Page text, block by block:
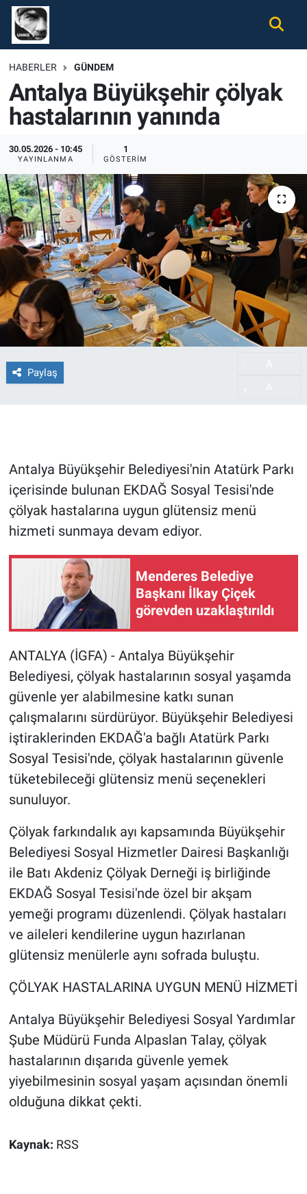
HABERLER GÜNDEM
Antalya Büyükşehir çölyak
hastalarının yanında
30.05.2026 - 10:45
YAYINLANMA
1
GÖSTERIM
Paylaş
Antalya Büyükşehir Belediyesi'nin Atatürk Parkı
içerisinde bulunan EKDAĞ Sosyal Tesisi'nde
çölyak hastalarına uygun glütensiz menü
hizmeti sunmaya devam ediyor.
Menderes Belediye
Başkanı İlkay Çiçek
görevden uzaklaştırıldı
ANTALYA (İGFA) - Antalya Büyükşehir
Belediyesi, çölyak hastalarının sosyal yaşamda
güvenle yer alabilmesine katkı sunan
çalışmalarını sürdürüyor. Büyükşehir Belediyesi
iştiraklerinden EKDAĞ'a bağlı Atatürk Parkı
Sosyal Tesisi'nde, çölyak hastalarının güvenle
tüketebileceği glütensiz menü seçenekleri
sunuluyor.
Çölyak farkındalık ayı kapsamında Büyükşehir
Belediyesi Sosyal Hizmetler Dairesi Başkanlığı
ile Batı Akdeniz Çölyak Derneği iş birliğinde
EKDAĞ Sosyal Tesisi'nde özel bir akşam
yemeği programı düzenlendi. Çölyak hastaları
ve aileleri kendilerine uygun hazırlanan
glütensiz menülerle aynı sofrada buluştu.
ÇÖLYAK HASTALARINA UYGUN MENÜ HİZMETİ
Antalya Büyükşehir Belediyesi Sosyal Yardımlar
Şube Müdürü Funda Alpaslan Talay, çölyak
hastalarının dışarıda güvenle yemek
yiyebilmesinin sosyal yaşam açısından önemli
olduğuna dikkat çekti.
Kaynak: RSS
Gündem
Ekonomi
Spor
Magazin
Tüm Haberler
İletişim
Künye
Nöbetçi Eczaneler
Hava Durumu
Namaz Vakitleri
Trafik Durumu
Süper Lig Puan Durumu ve Fikstür
Tüm Manşetler
Son Dakika Haberleri
Haber Arşivi